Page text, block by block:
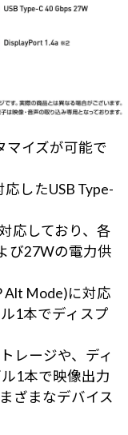
マイズが可能で
したUSB Type-
応しており、各
び27Wの電力供
Alt Mode)に対応
1本でディスプ
レージや、ディ
1本で映像出力
ざまなデバイス